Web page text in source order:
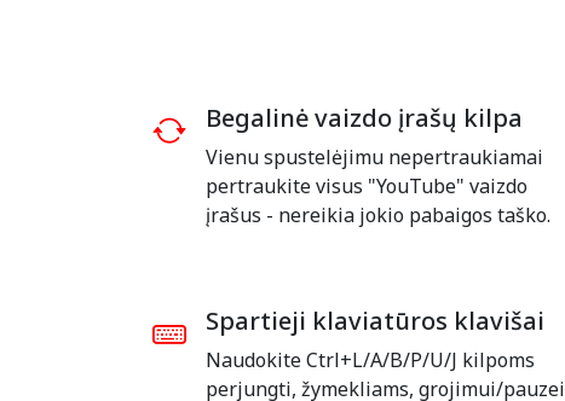
Begalinė vaizdo įrašų kilpa
Vienu spustelėjimu nepertraukiamai
pertraukite visus "YouTube" vaizdo
įrašus - nereikia jokio pabaigos taško.
Spartieji klaviatūros klavišai
Naudokite Ctrl+L/A/B/P/U/J kilpoms
perjungti, žymekliams, grojimui/pauzei